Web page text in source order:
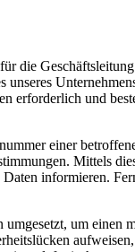
die
erforderlich und
einer
Mittels
informieren.
um einen